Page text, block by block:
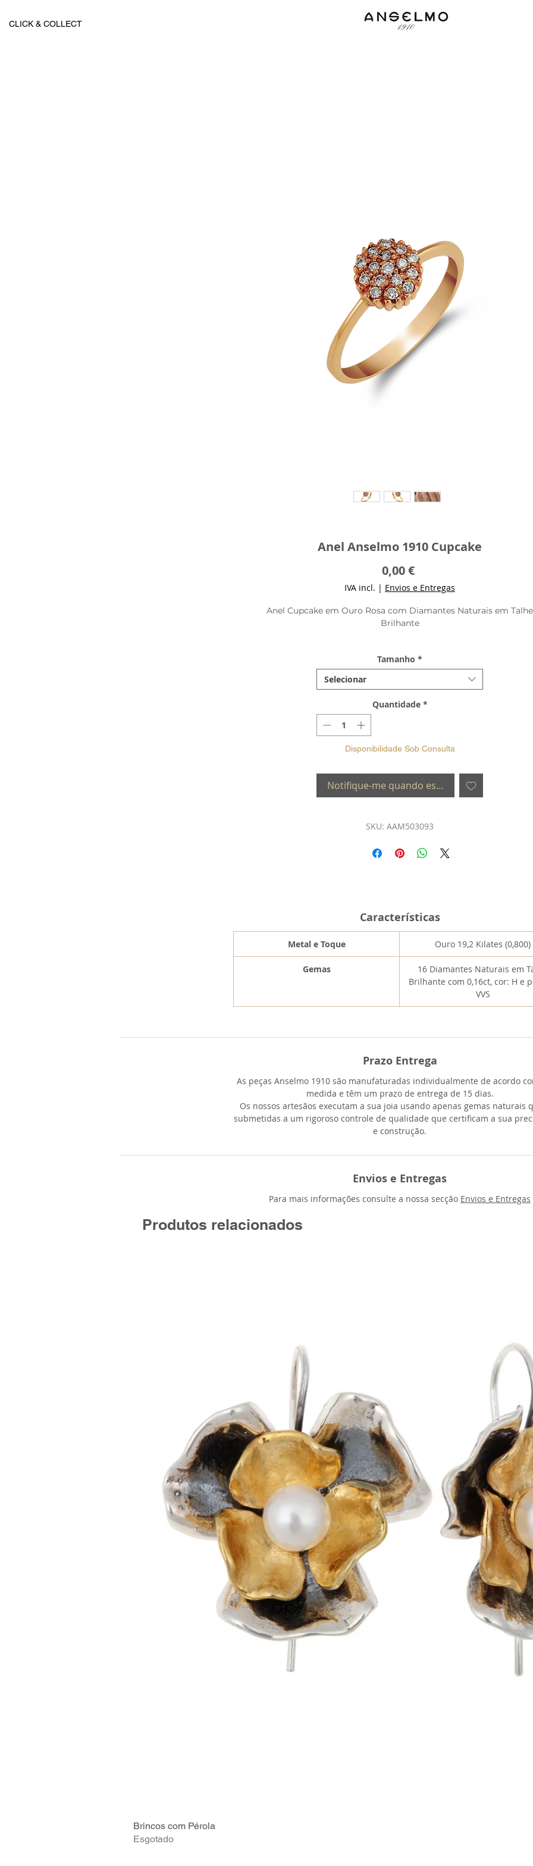
CLICK & COLLECT
Anel Anselmo 1910 Cupcake
0,00 €Preço
IVA incl. | Envios e Entregas
Anel Cupcake em Ouro Rosa com Diamantes Naturais em Talhe
Brilhante
Tamanho *
Selecionar
Quantidade *
Disponibilidade Sob Consulta
Notifique-me quando estiver disponível
SKU: AAM503093
Características
Metal e Toque Ouro 19,2 Kilates (0,800)
Gemas
16 Diamantes Naturais em
Brilhante com 0,16ct, cor: H e
VVS
Prazo Entrega
As peças Anselmo 1910 são manufaturadas individualmente de acordo
medida e têm um prazo de entrega de 15 dias.
Os nossos artesãos executam a sua joia usando apenas gemas naturais
submetidas a um rigoroso controle de qualidade que certificam a sua
e construção.
Envios e Entregas
Para mais informações consulte a nossa secção Envios e Entregas
Produtos relacionados
Brincos com Pérola
Esgotado